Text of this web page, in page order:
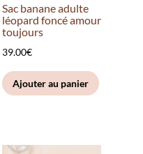
Sac banane adulte
léopard foncé amour
toujours
39.00€
Ajouter au panier